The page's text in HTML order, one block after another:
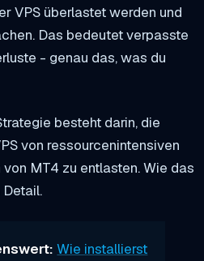
VPS überlastet werden und
Das bedeutet verpasste
- genau das, was du
besteht darin, die
von ressourcenintensiven
MT4 zu entlasten. Wie das
Wie installierst